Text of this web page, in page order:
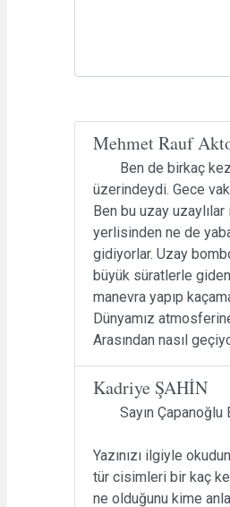
Mehmet Rauf
Ben de birkaç
üzerindeydi. Gece
Ben bu uzay
yerlisinden ne de
gidiyorlar. Uzay
büyük süratlerle
manevra yapıp
Dünyamız
Arasından nasıl
Kadriye ŞAHİN
Sayın
Yazınızı ilgiyle
tür cisimleri bir kaç
ne olduğunu kime